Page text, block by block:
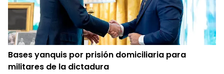
Bases yanquis por prisión domiciliaria para
militares de la dictadura